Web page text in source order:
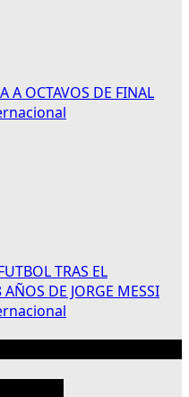
A OCTAVOS DE FINAL
TRAS EL
DE JORGE MESSI